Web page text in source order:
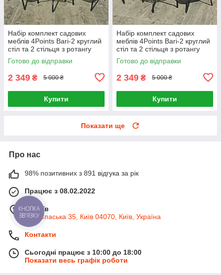
Набір комплект садових
меблів 4Points Bari-2 круглий
стіл та 2 стільця з ротангу
для саду кафе тераси вулиці
Готово до відправки
2 349 ₴ 5 000 ₴
Купити
Набір комплект садових
меблів 4Points Bari-2 круглий
стіл та 2 стільця з ротангу
для саду кафе тераси вулиці
Готово до відправки
2 349 ₴ 5 000 ₴
Купити
Показати ще
Про нас
98% позитивних з 891 відгука за рік
Працює з 08.02.2022
м. Київ
вул. Спаська 35, Київ 04070, Київ, Україна
Контакти
Сьогодні працює з 10:00 до 18:00
Показати весь графік роботи
КНОПКА
ЗВ'ЯЗКУ